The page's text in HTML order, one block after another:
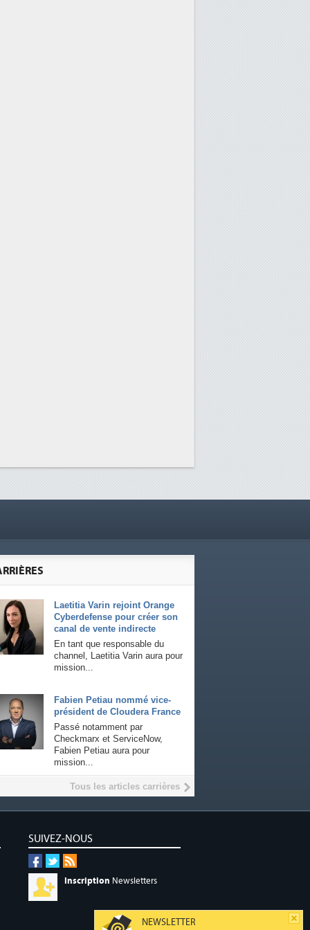
NEWSLETTER
Laetitia Varin rejoint Orange
Cyberdefense pour créer son
canal de vente indirecte
En tant que responsable du
channel, Laetitia Varin aura pour
mission...
Fabien Petiau nommé vice-
président de Cloudera France
Passé notamment par
Checkmarx et ServiceNow,
Fabien Petiau aura pour
mission...
Tous les articles carrières
SUIVEZ-NOUS
Inscription Newsletters